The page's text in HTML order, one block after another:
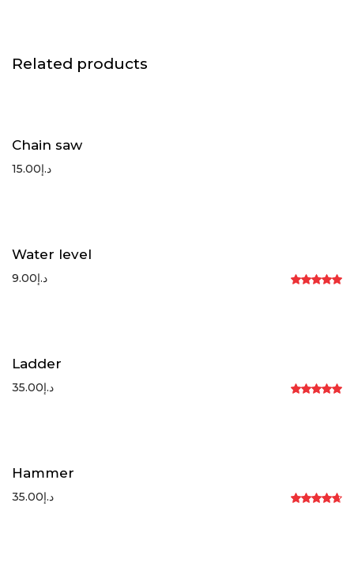
Related products
Chain saw
د.إ15.00
Water level
د.إ9.00
Ladder
د.إ35.00
Hammer
د.إ35.00